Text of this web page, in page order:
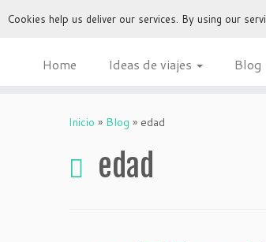
Home Ideas de viajes Blog
Inicio » Blog » edad
edad
Cookies help us deliver our services. By using our